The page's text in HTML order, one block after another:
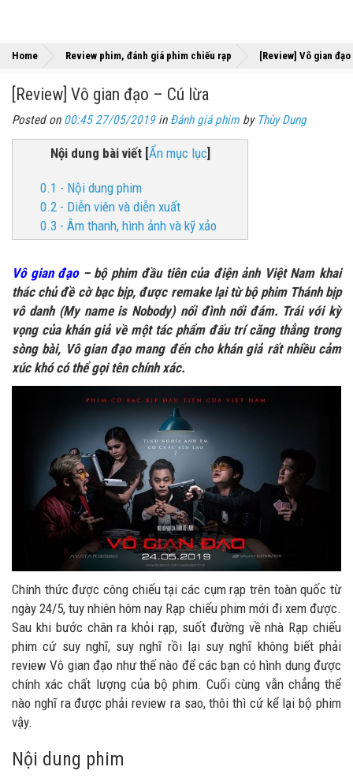
Home Review phim, đánh giá phim chiếu rạp [Review] Vô gian
[Review] Vô gian đạo – Cú lừa
Posted on 00:45 27/05/2019in Đánh giá phim by Thùy Dung
Nội dung bài viết[Ẩn mục lục]
0.1 - Nội dung phim
0.2 - Diễn viên và diễn xuất
0.3 - Âm thanh, hình ảnh và kỹ xảo
Vô gian đạo – bộ phim đầu tiên của điện ảnh Việt Nam khai
thác chủ đề cờ bạc bịp, được remake lại từ bộ phim Thánh bịp
vô danh (My name is Nobody) nổi đình nổi đám. Trái với kỳ
vọng của khán giả về một tác phẩm đấu trí căng thẳng trong
sòng bài, Vô gian đạo mang đến cho khán giả rất nhiều cảm
xúc khó có thể gọi tên chính xác.
Chính thức được công chiếu tại các cụm rạp trên toàn quốc từ
ngày 24/5, tuy nhiên hôm nay Rạp chiếu phim mới đi xem được.
Sau khi bước chân ra khỏi rạp, suốt đường về nhà Rạp chiếu
phim cứ suy nghĩ, suy nghĩ rồi lại suy nghĩ không biết phải
review Vô gian đạo như thế nào để các bạn có hình dung được
chính xác chất lượng của bộ phim. Cuối cùng vẫn chẳng thể
nào nghĩ ra được phải review ra sao, thôi thì cứ kể lại bộ phim
vậy.
Nội dung phim